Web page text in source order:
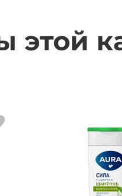
этой